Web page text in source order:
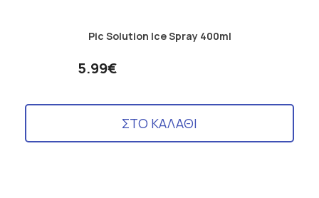
Pic Solution Ice Spray 400ml
5.99€
ΣΤΟ ΚΑΛΑΘΙ